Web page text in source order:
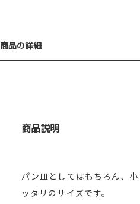
商品の詳細
商品説明
パン皿としてはもちろん、
ッタリのサイズです。